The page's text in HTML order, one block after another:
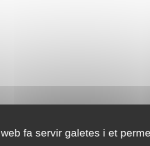
fa servir galetes i et